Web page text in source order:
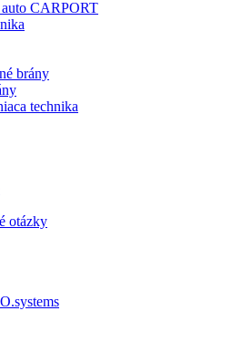
auto CARPORT
brány
technika
otázky